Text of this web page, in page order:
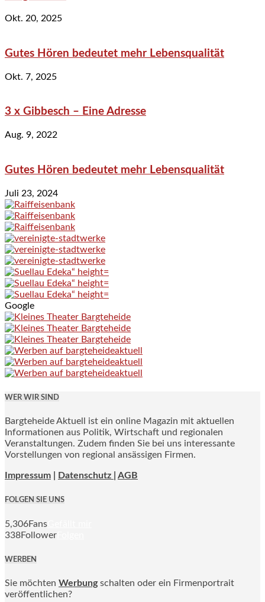
Okt. 20, 2025
Gutes Hören bedeutet mehr Lebensqualität
Okt. 7, 2025
3 x Gibbesch – Eine Adresse
Aug. 9, 2022
Gutes Hören bedeutet mehr Lebensqualität
Juli 23, 2024
Google
WER WIR SIND
Bargteheide Aktuell ist ein online Magazin mit aktuellen
Informationen aus Politik, Wirtschaft und regionalen
Veranstaltungen. Zudem finden Sie bei uns interessante
Vorstellungen von regional ansässigen Firmen.
Impressum Datenschutz | AGB
FOLGEN SIE UNS
5,306Fans
338Follower
WERBEN
Sie möchten Werbung schalten oder ein Firmenportrait
veröffentlichen?